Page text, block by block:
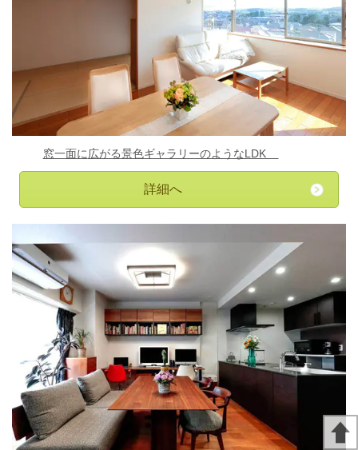
窓一面に広がる景色ギャラリーのようなLDK
詳細へ